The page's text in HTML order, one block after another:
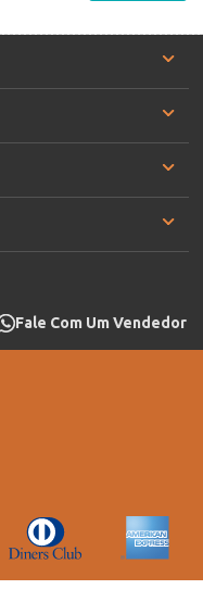
Fale Com Um Vendedor